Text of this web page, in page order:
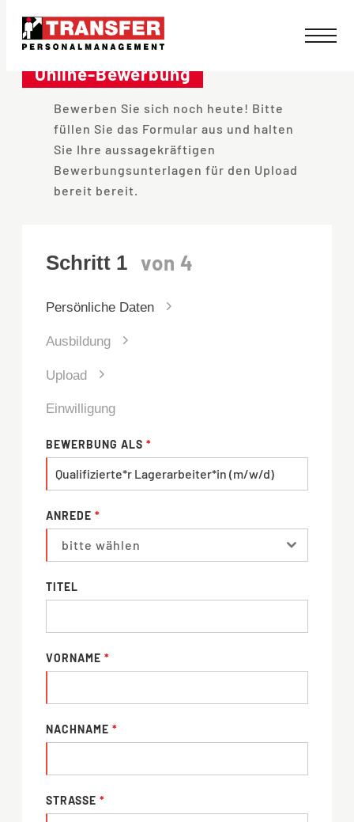
Direkt
zum
Inhalt
wechseln
Online-Bewerbung
Bewerben Sie sich noch heute! Bitte
füllen Sie das Formular aus und halten
Sie Ihre aussagekräftigen
Bewerbungsunterlagen für den Upload
bereit bereit.
Persönliche Daten
Ausbildung
Upload
Einwilligung
BEWERBUNG ALS *
ANREDE *
bitte wählen
TITEL
VORNAME *
NACHNAME *
STRASSE *